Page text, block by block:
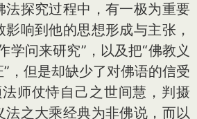
探究过程中，有一极为重要
响到他的思想形成与主张，
学问来研究”，以及把“佛教义
，但是却缺少了对佛语的信受
师仗恃自己之世间慧，判摄
法之大乘经典为非佛说，而以